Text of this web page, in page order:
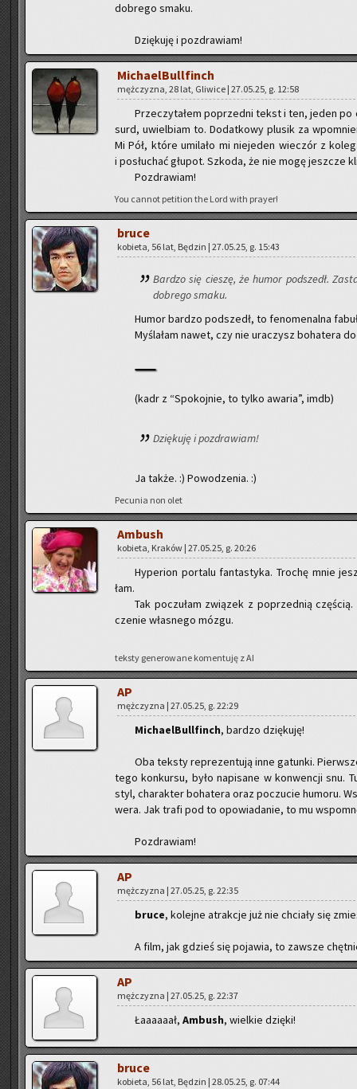
do­bre­go smaku.
Dzię­ku­ję i po­zdra­wiam!
Mi­cha­el­Bul­l­finch
męż­czy­zna, 28 lat, Gli­wi­ce | 27.05.25, g. 12:58
Prze­czy­ta­łem po­przed­ni tekst i ten, jeden po
surd, uwiel­biam to. Do­dat­ko­wy plu­sik za
Mi Pół, które umi­la­ło mi nie­je­den wie­czór z
i po­słu­chać głu­pot. Szko­da, że nie mogę jesz­cze
Po­zdra­wiam!
You can­not pe­ti­tion the Lord with pray­er!
bruce
ko­bie­ta, 56 lat, Bę­dzin | 27.05.25, g. 15:43
Bar­dzo się cie­szę, że humor pod­szedł.
do­bre­go smaku.
Humor bar­dzo pod­szedł, to fe­no­me­nal­na
My­śla­łam nawet, czy nie ura­czysz bo­ha­te­ra
(kadr z “Spo­koj­nie, to tylko awa­ria”, imdb)
Dzię­ku­ję i po­zdra­wiam!
Ja także. :) Po­wo­dze­nia. :)
Pe­cu­nia non olet
Am­bush
ko­bie­ta, Kra­ków | 27.05.25, g. 20:26
Hy­pe­rion por­ta­lu fan­ta­sty­ka. Tro­chę mnie
łam.
Tak po­czu­łam zwią­zek z po­przed­nią
cze­nie wła­sne­go mózgu.
tek­sty ge­ne­ro­wa­ne ko­men­tu­ję z AI
AP
męż­czy­zna | 27.05.25, g. 22:29
Mi­cha­el­Bul­l­finch, bar­dzo dzię­ku­ję!
Oba tek­sty re­pre­zen­tu­ją inne ga­tun­ki.
te­go kon­kur­su, było na­pi­sa­ne w kon­wen­cji snu.
styl, cha­rak­ter bo­ha­te­ra oraz po­czu­cie hu­mo­ru.
we­ra. Jak trafi pod to opo­wia­da­nie, to mu
Po­zdra­wiam!
AP
męż­czy­zna | 27.05.25, g. 22:35
bruce, ko­lej­ne atrak­cje już nie chcia­ły się
A film, jak gdzieś się po­ja­wia, to za­wsze
AP
męż­czy­zna | 27.05.25, g. 22:37
Ła­aaaaał, Am­bush, wiel­kie dzię­ki!
bruce
ko­bie­ta, 56 lat, Bę­dzin | 28.05.25, g. 07:44